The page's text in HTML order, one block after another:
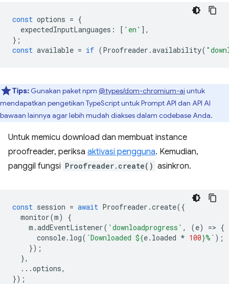
const options = {
expectedInputLanguages : [ 'en' ],
};
const available = if (Proofreader .availability(
Tips: Gunakan paket npm @types/dom-chromium-ai untuk
mendapatkan pengetikan TypeScript untuk Prompt API dan API AI
bawaan lainnya agar lebih mudah diakses dalam codebase Anda.
Untuk memicu download dan membuat instance
proofreader, periksa aktivasi pengguna. Kemudian,
panggil fungsi Proofreader.create() asinkron.
const session = await Proofreader .create({
monitor(m)
{
m .addEventListener( 'downloadprogress' , (e) => {
console. log( `Downloaded ${e. loaded * 100}%` );
});
},
...options,
});